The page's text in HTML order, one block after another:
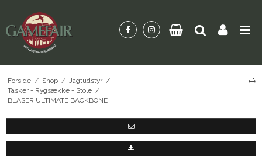
Forside / Shop / Jagtudstyr /
Tasker + Rygsække + Stole /
BLASER ULTIMATE BACKBONE